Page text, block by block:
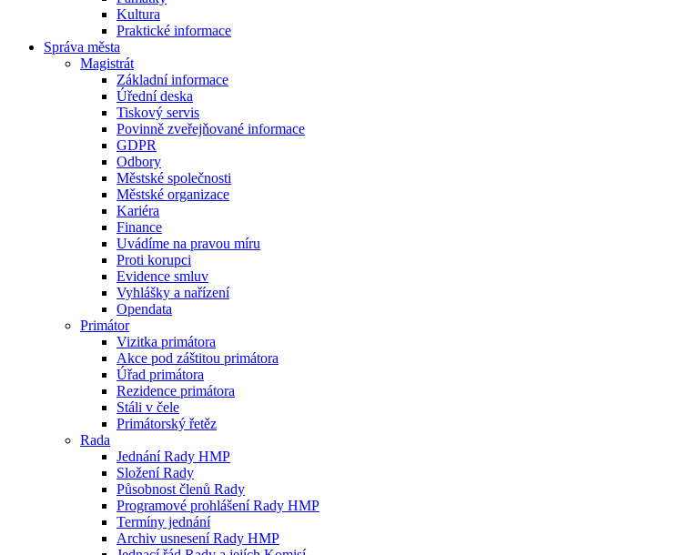
Kultura
Praktické informace
Správa města
Magistrát
Základní informace
Úřední deska
Tiskový servis
Povinně zveřejňované informace
GDPR
Odbory
Městské společnosti
Městské organizace
Kariéra
Finance
Uvádíme na pravou míru
Proti korupci
Evidence smluv
Vyhlášky a nařízení
Opendata
Primátor
Vizitka primátora
Akce pod záštitou primátora
Úřad primátora
Rezidence primátora
Stáli v čele
Primátorský řetěz
Rada
Jednání Rady HMP
Složení Rady
Působnost členů Rady
Programové prohlášení Rady HMP
Termíny jednání
Archiv usnesení Rady HMP